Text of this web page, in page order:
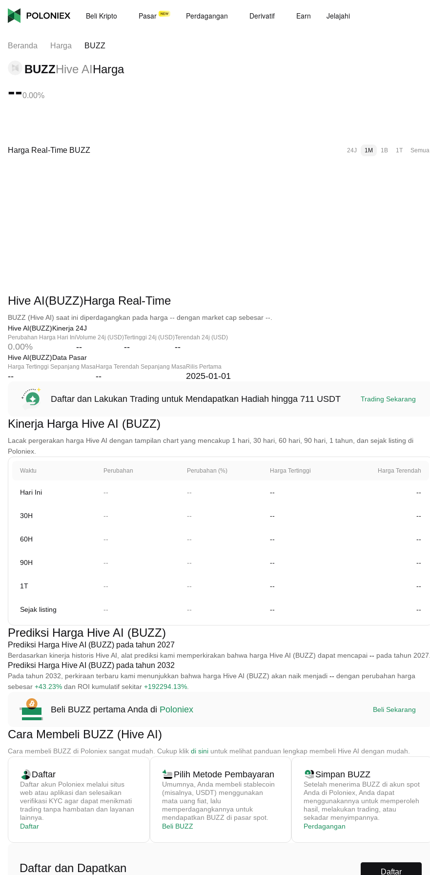
Beli Kripto Pasar Perdagangan Derivatif Earn Jelajahi
Beranda Harga BUZZ
BUZZHive AIHarga
--0.00%
Harga Real-Time BUZZ 24J 1M 1B 1T Semua
Hive AI(BUZZ)Harga Real-Time
BUZZ (Hive AI) saat ini diperdagangkan pada harga -- dengan market cap sebesar --.
Hive AI(BUZZ)Kinerja 24J
Perubahan Harga Hari Ini
0.00%
Volume 24j (USD)
--
Tertinggi 24j (USD)
--
Terendah 24j (USD)
--
Hive AI(BUZZ)Data Pasar
Harga Tertinggi Sepanjang Masa
--
Harga Terendah Sepanjang Masa
--
Rilis Pertama
2025-01-01
Daftar dan Lakukan Trading untuk Mendapatkan Hadiah hingga 711 USDT Trading Sekarang
Kinerja Harga Hive AI (BUZZ)
Lacak pergerakan harga Hive AI dengan tampilan chart yang mencakup 1 hari, 30 hari, 60 hari, 90 hari, 1 tahun, dan sejak listing di
Poloniex.
Waktu Perubahan Perubahan (%) Harga Tertinggi Harga Terendah
Hari Ini -- -- -- --
30H -- -- -- --
60H -- -- -- --
90H -- -- -- --
1T -- -- -- --
Sejak listing -- -- -- --
Prediksi Harga Hive AI (BUZZ)
Prediksi Harga Hive AI (BUZZ) pada tahun 2027
Berdasarkan kinerja historis Hive AI, alat prediksi kami memperkirakan bahwa harga Hive AI (BUZZ) dapat mencapai -- pada tahun 2027.
Prediksi Harga Hive AI (BUZZ) pada tahun 2032
Pada tahun 2032, perkiraan terbaru kami menunjukkan bahwa harga Hive AI (BUZZ) akan naik menjadi -- dengan perubahan harga
sebesar +43.23% dan ROI kumulatif sekitar +192294.13%
Beli BUZZ pertama Anda di Poloniex Beli Sekarang
Cara Membeli BUZZ (Hive AI)
Cara membeli BUZZ di Poloniex sangat mudah. Cukup klik di sini untuk melihat panduan lengkap membeli Hive AI dengan mudah.
Daftar
Daftar akun Poloniex melalui situs
web atau aplikasi dan selesaikan
verifikasi KYC agar dapat menikmati
trading tanpa hambatan dan layanan
lainnya.
Daftar
Pilih Metode Pembayaran
Umumnya, Anda membeli stablecoin
(misalnya, USDT) menggunakan
mata uang fiat, lalu
memperdagangkannya untuk
mendapatkan BUZZ di pasar spot.
Beli BUZZ
Simpan BUZZ
Setelah menerima BUZZ di akun spot
Anda di Poloniex, Anda dapat
menggunakannya untuk memperoleh
hasil, melakukan trading, atau
sekadar menyimpannya.
Perdagangan
Daftar dan Dapatkan Daftar